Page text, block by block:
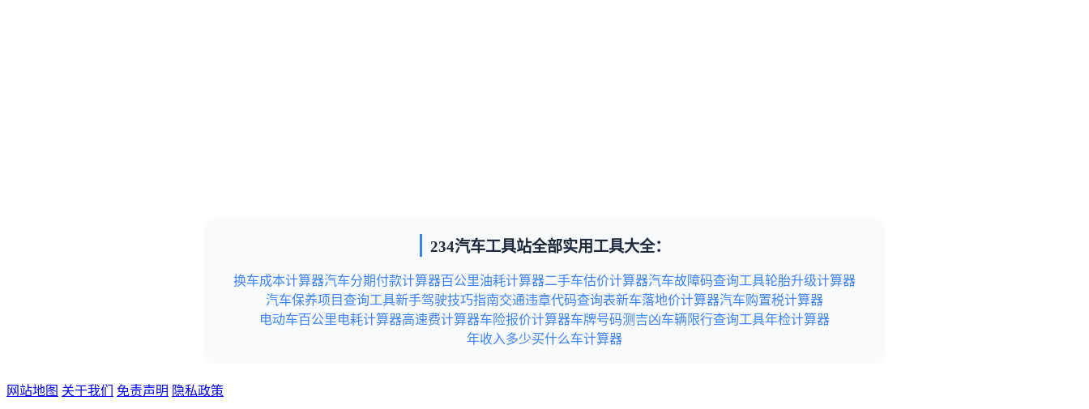
234汽车工具站全部实用工具大全：
换车成本计算器汽车分期付款计算器百公里油耗计算器二手车估价计算器汽车故障码查询工具轮胎升级计算器
汽车保养项目查询工具新手驾驶技巧指南交通违章代码查询表新车落地价计算器汽车购置税计算器
电动车百公里电耗计算器高速费计算器车险报价计算器车牌号码测吉凶车辆限行查询工具年检计算器
年收入多少买什么车计算器
网站地图 关于我们 免责声明 隐私政策